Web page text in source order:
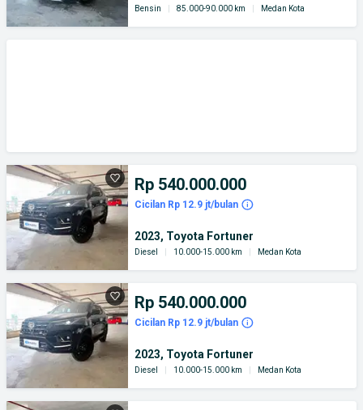
Bensin 85.000-90.000 km Medan Kota
Rp 540.000.000
Cicilan Rp 12.9 jt/bulan
2023, Toyota Fortuner
Diesel 10.000-15.000 km Medan Kota
Rp 540.000.000
Cicilan Rp 12.9 jt/bulan
2023, Toyota Fortuner
Diesel 10.000-15.000 km Medan Kota